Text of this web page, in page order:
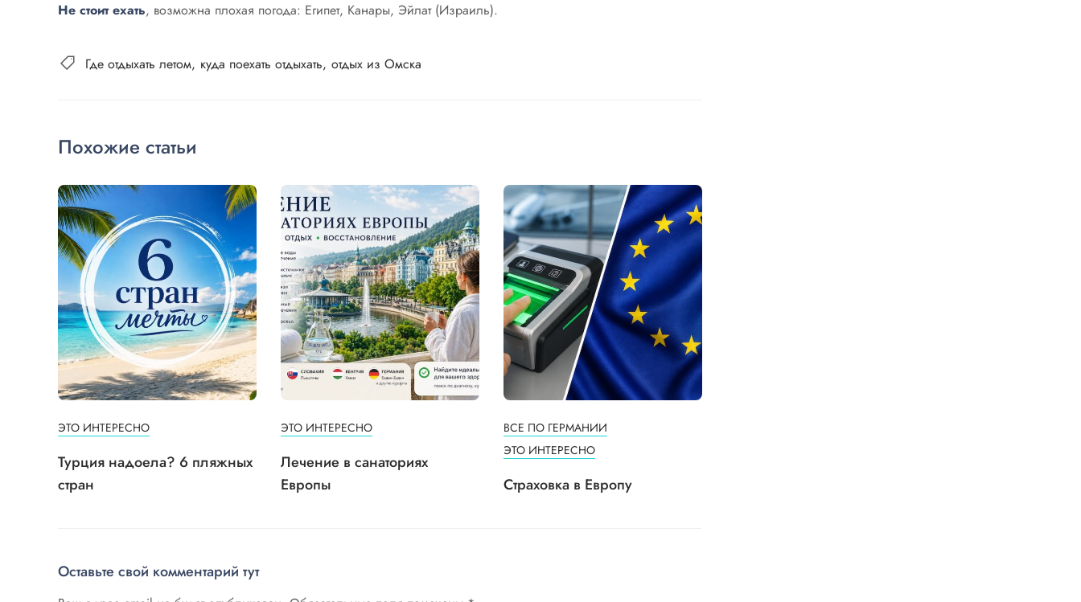
Не стоит ехать, возможна плохая погода: Египет, Канары, Эйлат (Израиль).
Где отдыхать летом куда поехать отдыхать отдых из Омска
Похожие статьи
ЭТО ИНТЕРЕСНО
Турция надоела? 6 пляжных
стран
ЭТО ИНТЕРЕСНО
Лечение в санаториях
Европы
ВСЕ ПО ГЕРМАНИИ
ЭТО ИНТЕРЕСНО
Страховка в Европу
Оставьте свой комментарий тут